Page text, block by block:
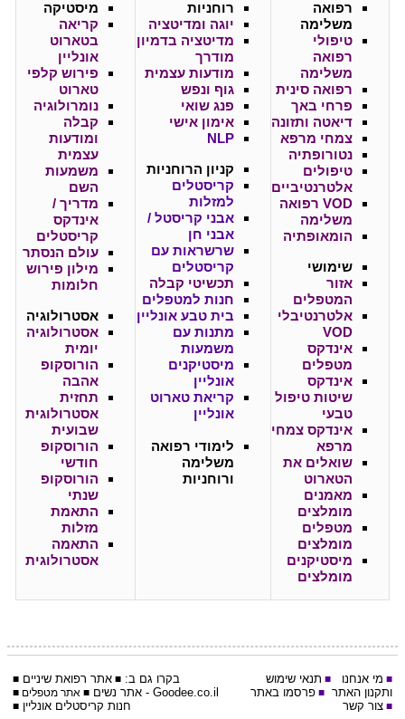
רפואה
משלימה
טיפולי
רפואה
משלימה
רפואה סינית
פרחי באך
דיאטה ותזונה
צמחי מרפא
נטורופתיה
טיפולים
אלטרנטיביים
VOD רפואה
משלימה
הומאופתיה
שימושי
אזור
המטפלים
אלטרנטיבלי
VOD
אינדקס
מטפלים
אינדקס
שיטות טיפול
טבעי
אינדקס צמחי
מרפא
שואלים את
הטארוט
מאמנים
מומלצים
מטפלים
מומלצים
מיסטיקנים
מומלצים
רוחניות
יוגה ומדיטציה
מדיטציה בדמיון
מודרך
מודעות עצמית
גוף ונפש
פנג שואי
אימון אישי
NLP
קניון הרוחניות
קריסטלים
למזלות
אבני קריסטל /
אבני חן
שרשראות עם
קריסטלים
תכשיטי קבלה
חנות למטפלים
בית טבע אונליין
מתנות עם
משמעות
מיסטיקנים
אונליין
קריאת טארוט
אונליין
לימודי רפואה
משלימה
ורוחניות
מיסטיקה
קריאה
בטארוט
אונליין
פירוש קלפי
טארוט
נומרולוגיה
קבלה
ומודעות
עצמית
משמעות
השם
מדריך /
אינדקס
קריסטלים
עולם הנסתר
מילון פירוש
חלומות
אסטרולוגיה
אסטרולוגיה
יומית
הורוסקופ
אהבה
תחזית
אסטרולוגית
שבועית
הורוסקופ
חודשי
הורוסקופ
שנתי
התאמת
מזלות
התאמה
אסטרולוגית
■ מי אנחנו ■ תנאי שימוש
ותקנון האתר ■ פרסמו באתר
■ צור קשר
בקרו גם ב: ■ אתר רפואת שיניים ■
Goodee.co.il - אתר נשים ■ אתר מטפלים ■
חנות קריסטלים אונליין ■